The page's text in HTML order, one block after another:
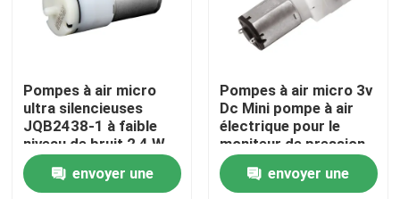
À la maison
Pompes à air micro
ultra silencieuses
JQB2438-1 à faible
niveau de bruit 2,4 W
de puissance et de
débit
envoyer une
Pompes à air micro 3v
Dc Mini pompe à air
électrique pour le
moniteur de pression
artérielle
envoyer une